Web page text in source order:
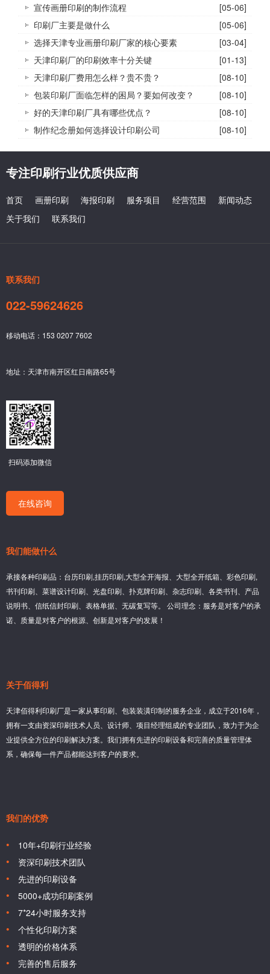
宣传画册印刷的制作流程
[05-06]
印刷厂主要是做什么
[05-06]
选择天津专业画册印刷厂家的核心要素
[03-04]
天津印刷厂的印刷效率十分关键
[01-13]
天津印刷厂费用怎么样？贵不贵？
[08-10]
包装印刷厂面临怎样的困局？要如何改变？
[08-10]
好的天津印刷厂具有哪些优点？
[08-10]
制作纪念册如何选择设计印刷公司
[08-10]
专注印刷行业优质供应商
首页 画册印刷 海报印刷 服务项目 经营范围
新闻动态
关于我们
联系我们
联系我们
022-59624626
移动电话：153 0207 7602
地址：天津市南开区红日南路65号
扫码添加微信
在线咨询
我们能做什么
承接各种印刷品：台历印刷,挂历印刷,大型全开海报、大型全开纸箱、彩色印刷,
书刊印刷、菜谱设计印刷、光盘印刷、扑克牌印刷、杂志印刷、各类书刊、产品
说明书、信纸信封印刷、表格单据、无碳复写等。 公司理念：服务是对客户的承
诺、质量是对客户的根源、创新是对客户的发展！
关于佰得利
天津佰得利印刷厂是一家从事印刷、包装装潢印制的服务企业，成立于2016年，
拥有一支由资深印刷技术人员、设计师、项目经理组成的专业团队，致力于为企
业提供全方位的印刷解决方案。我们拥有先进的印刷设备和完善的质量管理体
系，确保每一件产品都能达到客户的要求。
我们的优势
10年+印刷行业经验
资深印刷技术团队
先进的印刷设备
5000+成功印刷案例
7*24小时服务支持
个性化印刷方案
透明的价格体系
完善的售后服务